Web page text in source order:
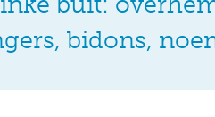
bidons,